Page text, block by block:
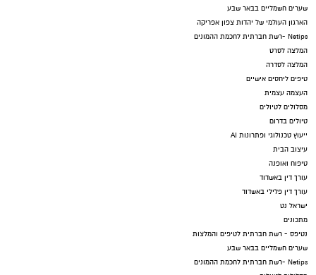
שערים חשמליים בבאר שבע
הארגון העולמי של יהדות צפון אפריקה
Netips -רשת חברתית לחכמת ההמונים
המלצה לסרט
המלצה לסדרה
טיפים ליחסים אישיים
העצמה עצמית
מסלולים לטיולים
טיולים בדרום
ייעוץ טכנולוגי ופתרונות AI
עיצוב הבית
טיפוח ואופנה
עורך דין באשדוד
עורך דין פלילי באשדוד
ישראל נט
מתכונים
נטיפס - רשת חברתית לטיפים והמלצות
שערים חשמליים בבאר שבע
Netips -רשת חברתית לחכמת ההמונים